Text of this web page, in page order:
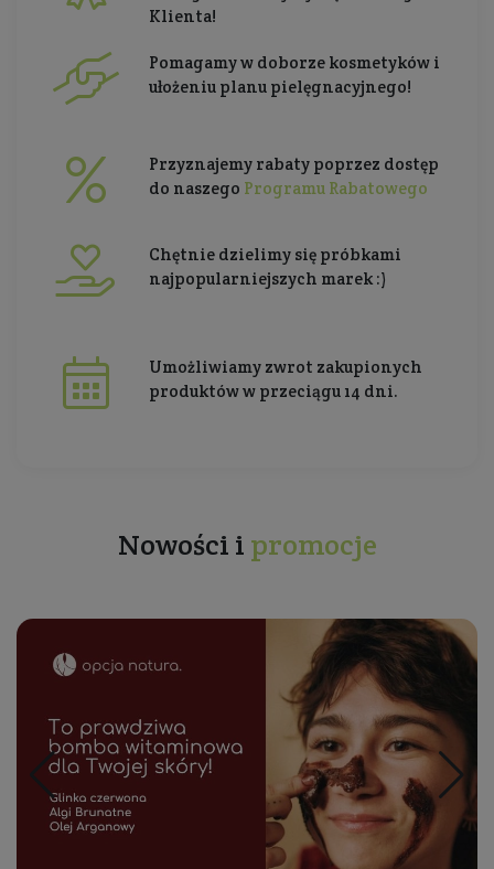
Klienta!
Pomagamy w doborze kosmetyków i
ułożeniu planu pielęgnacyjnego!
Przyznajemy rabaty poprzez dostęp
do naszego Programu Rabatowego
Chętnie dzielimy się próbkami
najpopularniejszych marek :)
Umożliwiamy zwrot zakupionych
produktów w przeciągu 14 dni.
Nowości i promocje